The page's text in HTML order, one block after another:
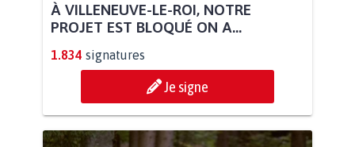
À VILLENEUVE-LE-ROI, NOTRE
PROJET EST BLOQUÉ ON A...
1.834 signatures
Je signe